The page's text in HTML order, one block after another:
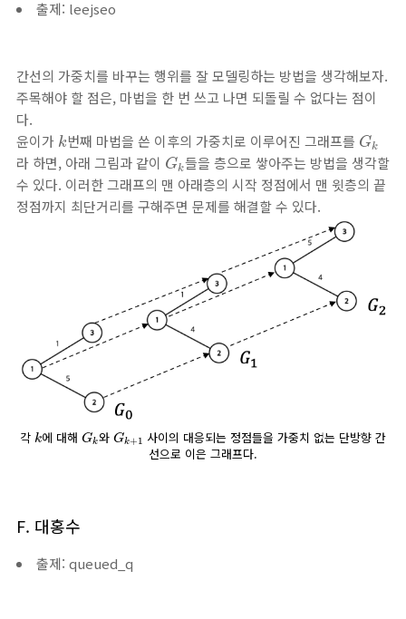
출제: leejseo
간선의 가중치를 바꾸는 행위를 잘 모델링하는 방법을 생각해보자.
주목해야 할 점은, 마법을 한 번 쓰고 나면 되돌릴 수 없다는 점이
다.
윤이가 k
k번째 마법을 쓴 이후의 가중치로 이루어진 그래프를 Gk
Gk
라 하면, 아래 그림과 같이 Gk
Gk 들을 층으로 쌓아주는 방법을 생각할
수 있다. 이러한 그래프의 맨 아래층의 시작 정점에서 맨 윗층의 끝
정점까지 최단거리를 구해주면 문제를 해결할 수 있다.
각 k
k에 대해 Gk
Gk 와 Gk+1
Gk
사이의 대응되는 정점들을 가중치 없는 단방향 간
선으로 이은 그래프다.
F. 대홍수
출제: queued_q